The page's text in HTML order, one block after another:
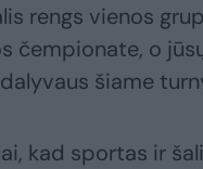
rengs vienos
čempionate, o
šiame
kad sportas ir